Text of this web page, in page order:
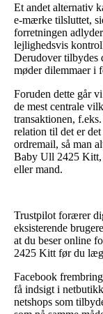
Et andet alternativ
e-mærke tilsluttet,
forretningen
lejlighedsvis
Derudover tilbydes
møder dilemmaer i
Foruden dette går
de mest centrale
transaktionen,
relation til det er
ordremail, så man
Baby Ull 2425 Kitt,
eller mand.
Trustpilot forærer
eksisterende
at du beser online
2425 Kitt før du
Facebook
få indsigt i
netshops som